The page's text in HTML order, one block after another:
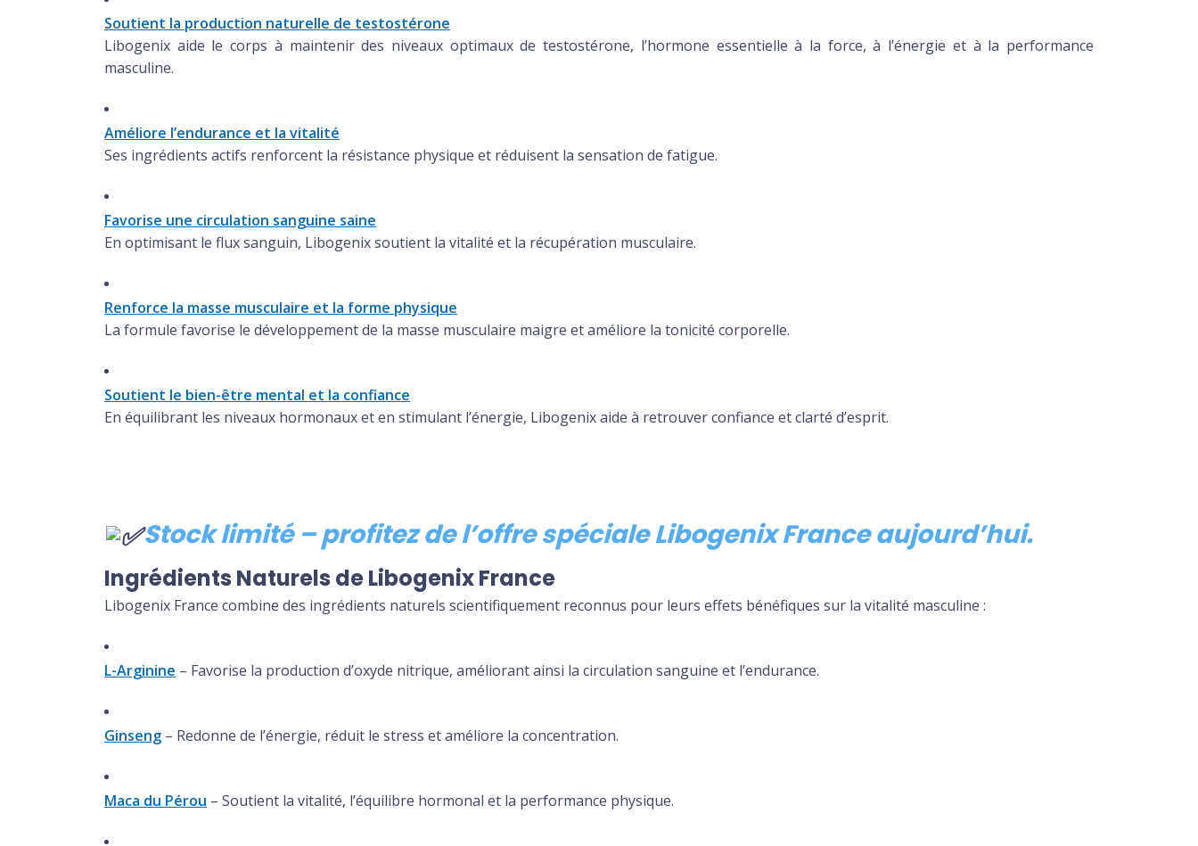
Soutient la production naturelle de testostérone
Libogenix aide le corps à maintenir des niveaux optimaux de testostérone, l’hormone essentielle à la force, à l’énergie et à la performance
masculine.
Améliore l’endurance et la vitalité
Ses ingrédients actifs renforcent la résistance physique et réduisent la sensation de fatigue.
Favorise une circulation sanguine saine
En optimisant le flux sanguin, Libogenix soutient la vitalité et la récupération musculaire.
Renforce la masse musculaire et la forme physique
La formule favorise le développement de la masse musculaire maigre et améliore la tonicité corporelle.
Soutient le bien-être mental et la confiance
En équilibrant les niveaux hormonaux et en stimulant l’énergie, Libogenix aide à retrouver confiance et clarté d’esprit.
Stock limité – profitez de l’offre spéciale Libogenix France aujourd’hui.
Ingrédients Naturels de Libogenix France
Libogenix France combine des ingrédients naturels scientifiquement reconnus pour leurs effets bénéfiques sur la vitalité masculine :
L-Arginine – Favorise la production d’oxyde nitrique, améliorant ainsi la circulation sanguine et l’endurance.
Ginseng – Redonne de l’énergie, réduit le stress et améliore la concentration.
Maca du Pérou – Soutient la vitalité, l’équilibre hormonal et la performance physique.